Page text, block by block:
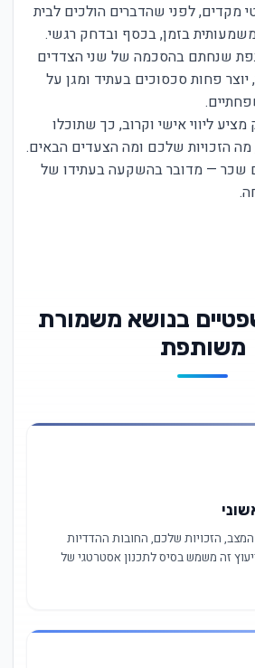
מקדים, לפני שהדברים הולכים לבית
בזמן, בכסף ובדחק רגשי.
שנחתם בהסכמה של שני הצדדים
יוצר פחות סכסוכים בעתיד ומגן על
ליווי אישי וקרוב, כך שתוכלו
מה הזכויות שלכם ומה הצעדים הבאים.
שכר — מדובר בהשקעה בעתידו של
בנושא משמורת
משותפת
הזכויות שלכם, החובות ההדדיות
זה משמש בסיס לתכנון אסטרטגי של